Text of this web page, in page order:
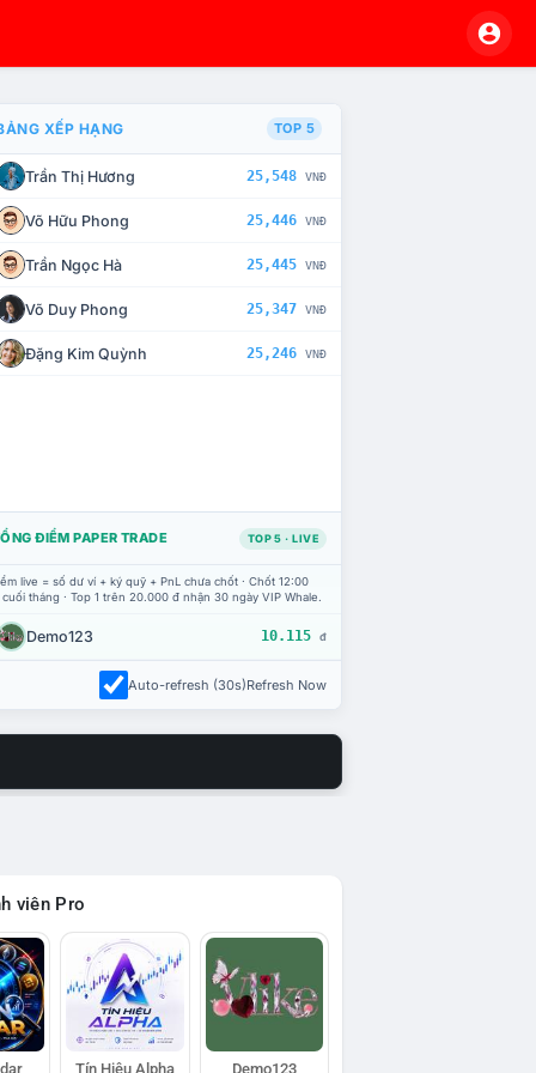
CHẾ TÀI XỬ LÝ VI PHẠM
XẾP HẠNG TOP 5
Trần Thị Hương 25,548 VNĐ
Võ Hữu Phong 25,446 VNĐ
Trần Ngọc Hà 25,445 VNĐ
Võ Duy Phong 25,347 VNĐ
Đặng Kim Quỳnh 25,246 VNĐ
ĐIỂM PAPER TRADE TOP 5 · LIVE
live = số dư ví + ký quỹ + PnL chưa chốt · Chốt 12:00
tháng · Top 1 trên 20.000 đ nhận 30 ngày VIP Whale.
Demo123 10.115 đ
Auto-refresh (30s)Refresh Now
viên Pro
Tín Hiệu Alpha Demo123